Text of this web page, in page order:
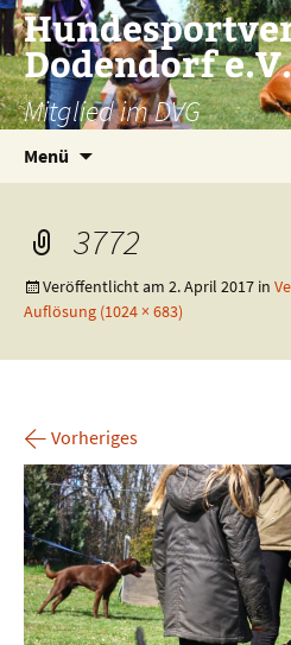
Zum
Inhalt
springen
Dodendorf e.V.
Mitglied im DVG
Menü
3772
Veröffentlicht am 2. April 2017 in
Auflösung (1024 × 683)
← Vorheriges